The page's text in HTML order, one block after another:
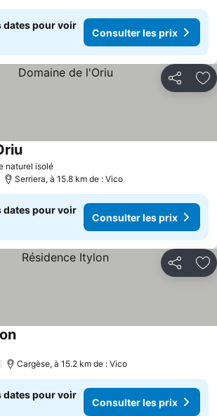
dates pour voir
Consulter les prix
Partager
naturel isoléConsulter les prix
Consulter les prix
Serriera, à 15.8 km de : Vico
dates pour voir
Consulter les prix
Partager
Consulter les prix
Cargèse, à 15.2 km de : Vico
dates pour voir
Consulter les prix